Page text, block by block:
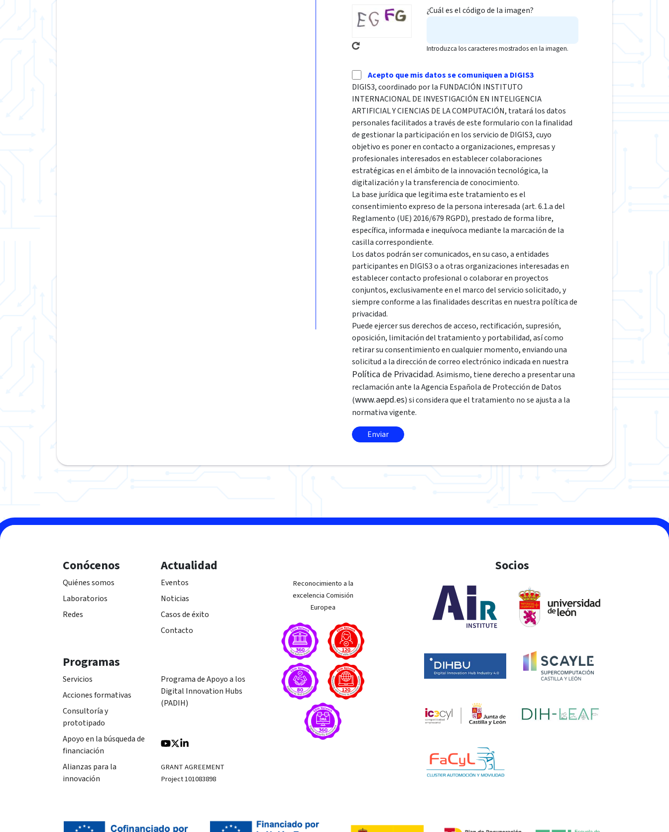
¿Cuál es el código de la imagen?
Introduzca los caracteres mostrados en la imagen.
Acepto que mis datos se comuniquen a DIGIS3
DIGIS3, coordinado por la FUNDACIÓN INSTITUTO
INTERNACIONAL DE INVESTIGACIÓN EN INTELIGENCIA
ARTIFICIAL Y CIENCIAS DE LA COMPUTACIÓN, tratará los datos
personales facilitados a través de este formulario con la finalidad
de gestionar la participación en los servicio de DIGIS3, cuyo
objetivo es poner en contacto a organizaciones, empresas y
profesionales interesados en establecer colaboraciones
estratégicas en el ámbito de la innovación tecnológica, la
digitalización y la transferencia de conocimiento.
La base jurídica que legitima este tratamiento es el
consentimiento expreso de la persona interesada (art. 6.1.a del
Reglamento (UE) 2016/679 RGPD), prestado de forma libre,
específica, informada e inequívoca mediante la marcación de la
casilla correspondiente.
Los datos podrán ser comunicados, en su caso, a entidades
participantes en DIGIS3 o a otras organizaciones interesadas en
establecer contacto profesional o colaborar en proyectos
conjuntos, exclusivamente en el marco del servicio solicitado, y
siempre conforme a las finalidades descritas en nuestra política de
privacidad.
Puede ejercer sus derechos de acceso, rectificación, supresión,
oposición, limitación del tratamiento y portabilidad, así como
retirar su consentimiento en cualquier momento, enviando una
solicitud a la dirección de correo electrónico indicada en nuestra
Política de Privacidad. Asimismo, tiene derecho a presentar una
reclamación ante la Agencia Española de Protección de Datos
(www.aepd.es) si considera que el tratamiento no se ajusta a la
normativa vigente.
Conócenos
Quiénes somos
Laboratorios
Redes
Actualidad
Eventos
Noticias
Casos de éxito
Contacto
Programas
Servicios
Acciones formativas
Consultoría y
prototipado
Apoyo en la búsqueda de
financiación
Alianzas para la
innovación
Programa de Apoyo a los
Digital Innovation Hubs
(PADIH)
GRANT AGREEMENT
Project 101083898
Reconocimiento a la
excelencia Comisión
Europea
Socios